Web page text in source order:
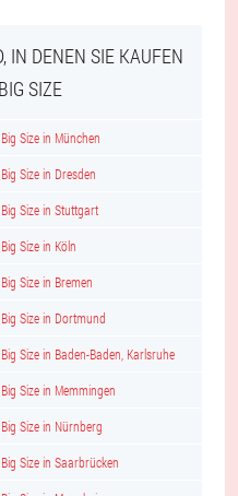
IN DENEN SIE KAUFEN
SIZE
Big Size in München
Big Size in Dresden
Big Size in Stuttgart
Big Size in Köln
Big Size in Bremen
Big Size in Dortmund
Big Size in Baden-Baden, Karlsruhe
Big Size in Memmingen
Big Size in Nürnberg
Big Size in Saarbrücken